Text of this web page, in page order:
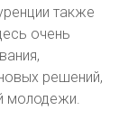
также
очень
решений,
молодежи.